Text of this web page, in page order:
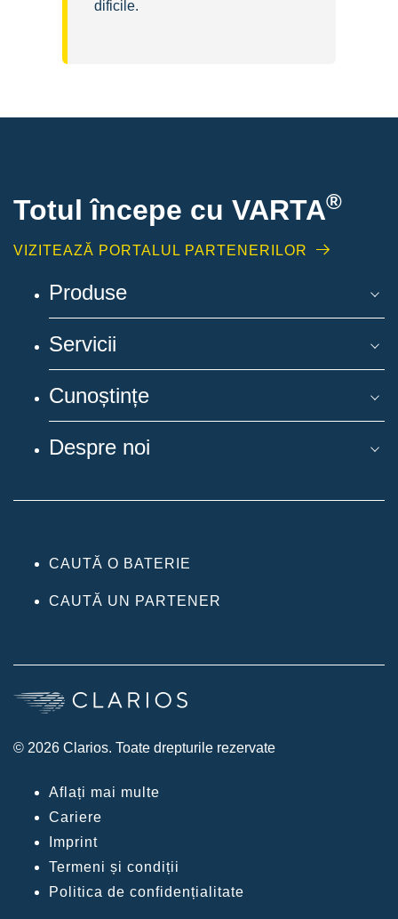
dificile.
Totul începe cu VARTA®
VIZITEAZĂ PORTALUL PARTENERILOR
Produse
Servicii
Cunoștințe
Despre noi
CAUTĂ O BATERIE
CAUTĂ UN PARTENER
© 2026 Clarios. Toate drepturile rezervate
Aflați mai multe
Cariere
Imprint
Termeni și condiții
Politica de confidențialitate